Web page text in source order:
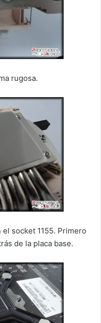
rugosa.
socket 1155. Primero
de la placa base.